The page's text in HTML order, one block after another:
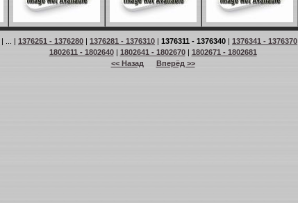
| ... | 1376251 - 1376280 | 1376281 - 1376310 | 1376311 - 1376340 | 1376341 - 1376370
1802611 - 1802640| 1802641 - 1802670| 1802671 - 1802681
<< Назад
Вперёд >>